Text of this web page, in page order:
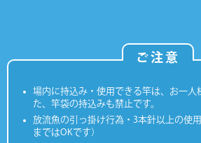
ご注意
場内に持込み・使用できる竿は、お一人
た、竿袋の持込みも禁止です。
放流魚の引っ掛け行為・3本針以上の使
まではOKです）